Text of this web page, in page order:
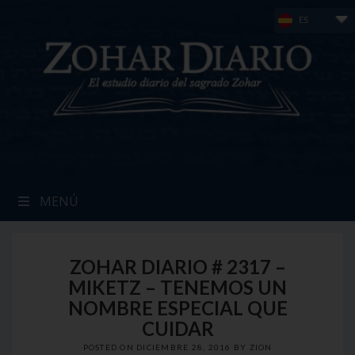
ES
MENÚ
ZOHAR DIARIO # 2317 –
MIKETZ – TENEMOS UN
NOMBRE ESPECIAL QUE
CUIDAR
POSTED ON DICIEMBRE 28, 2016 BY ZION